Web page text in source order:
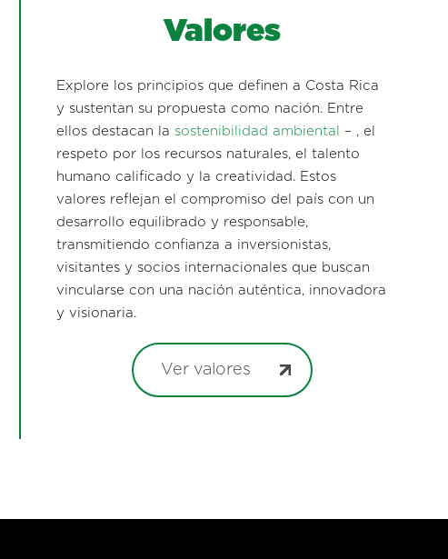
Valores
Explore los principios que definen a Costa Rica
y sustentan su propuesta como nación. Entre
ellos destacan la sostenibilidad ambiental
– , el
respeto por los recursos naturales, el talento
humano calificado y la creatividad. Estos
valores reflejan el compromiso del país con un
desarrollo equilibrado y responsable,
transmitiendo confianza a inversionistas,
visitantes y socios internacionales que buscan
vincularse con una nación auténtica, innovadora
y visionaria.
Ver valores